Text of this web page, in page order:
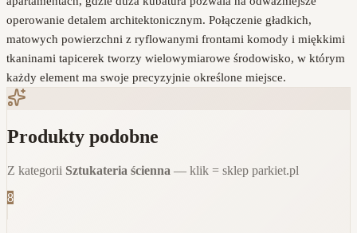
operowanie detalem architektonicznym. Połączenie gładkich,
matowych powierzchni z ryflowanymi frontami komody i miękkimi
tkaninami tapicerek tworzy wielowymiarowe środowisko, w którym
każdy element ma swoje precyzyjnie określone miejsce.
Produkty podobne
Z kategorii Sztukateria ścienna — klik = sklep parkiet.pl
8